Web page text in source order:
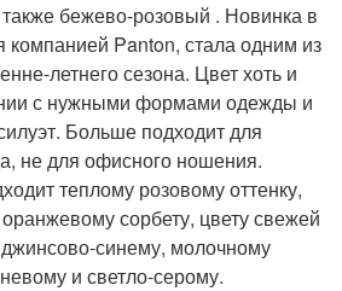
бежево-розовый . Новинка в
компанией Panton, стала одним из
летнего сезона. Цвет хоть и
с нужными формами одежды и
Больше подходит для
не для офисного ношения.
теплому розовому оттенку,
сорбету, цвету свежей
синему, молочному
и светло-серому.